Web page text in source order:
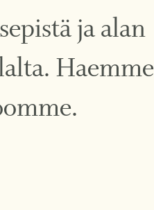
ja alan
Haemme